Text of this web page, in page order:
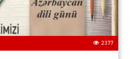
2377